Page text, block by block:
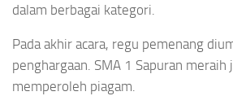
dalam berbagai kategori.
Pada akhir acara, regu pemenang
penghargaan. SMA 1 Sapuran meraih
memperoleh piagam.